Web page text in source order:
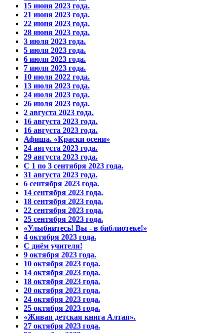
15 июня 2023 года.
21 июня 2023 года.
22 июня 2023 года.
28 июня 2023 года.
3 июля 2023 года.
5 июля 2023 года.
6 июля 2023 года.
7 июля 2023 года.
10 июля 2022 года.
13 июля 2023 года.
24 июля 2023 года.
26 июля 2023 года.
2 августа 2023 года.
16 августа 2023 года.
16 августа 2023 года.
Афиша. «Краски осени»
24 августа 2023 года.
29 августа 2023 года.
С 1 по 3 сентября 2023 года.
31 августа 2023 года.
6 сентября 2023 года.
14 сентября 2023 года.
18 сентября 2023 года.
22 сентября 2023 года.
25 сентября 2023 года.
«Улыбнитесь! Вы - в библиотеке!»
4 октября 2023 года.
С днём учителя!
9 октября 2023 года.
10 октября 2023 года.
14 октября 2023 года.
18 октября 2023 года.
20 октября 2023 года.
24 октября 2023 года.
25 октября 2023 года.
«Живая детская книга Алтая».
27 октября 2023 года.